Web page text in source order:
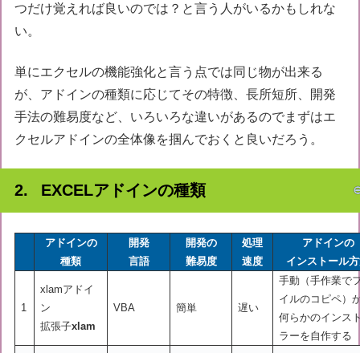
つだけ覚えれば良いのでは？と言う人がいるかもしれな
い。
単にエクセルの機能強化と言う点では同じ物が出来る
が、アドインの種類に応じてその特徴、長所短所、開発
手法の難易度など、いろいろな違いがあるのでまずはエ
クセルアドインの全体像を掴んでおくと良いだろう。
EXCELアドインの種類
アドインの
種類
開発
言語
開発の
難易度
処理
速度
アドインの
インストール
1
xlamアドイ
ン
拡張子xlam
VBA 簡単 遅い
手動（手作業で
イルのコピペ）
何らかのインス
ラーを自作する